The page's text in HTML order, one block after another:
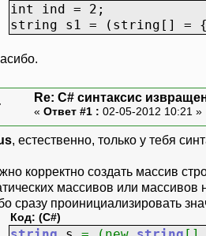
int ind = 2;
string s1 = (string[] =
Re: C# синтаксис
« Ответ #1 : 02-05-2012 10:21 »
, естественно, только у тебя
корректно создать массив
массивов или массивов
сразу проинициализировать
Код: (C#)